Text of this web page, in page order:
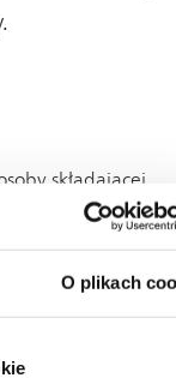
O plikach
składającej
wyłącznej